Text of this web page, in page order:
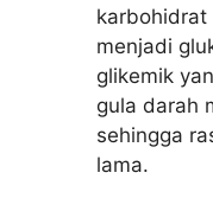
karbohidrat
menjadi
glikemik
gula darah
sehingga
lama.